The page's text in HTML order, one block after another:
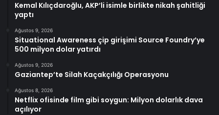
Kemal Kılıçdaroğlu, AKP’li isimle birlikte nikah şahitliği
yaptı
Ağustos 9, 2026
Situational Awareness çip girişimi Source Foundry’ye
500 milyon dolar yatırdı
Ağustos 9, 2026
Gaziantep’te Silah Kaçakçılığı Operasyonu
Ağustos 8, 2026
Netflix ofisinde film gibi soygun: Milyon dolarlık dava
açılıyor